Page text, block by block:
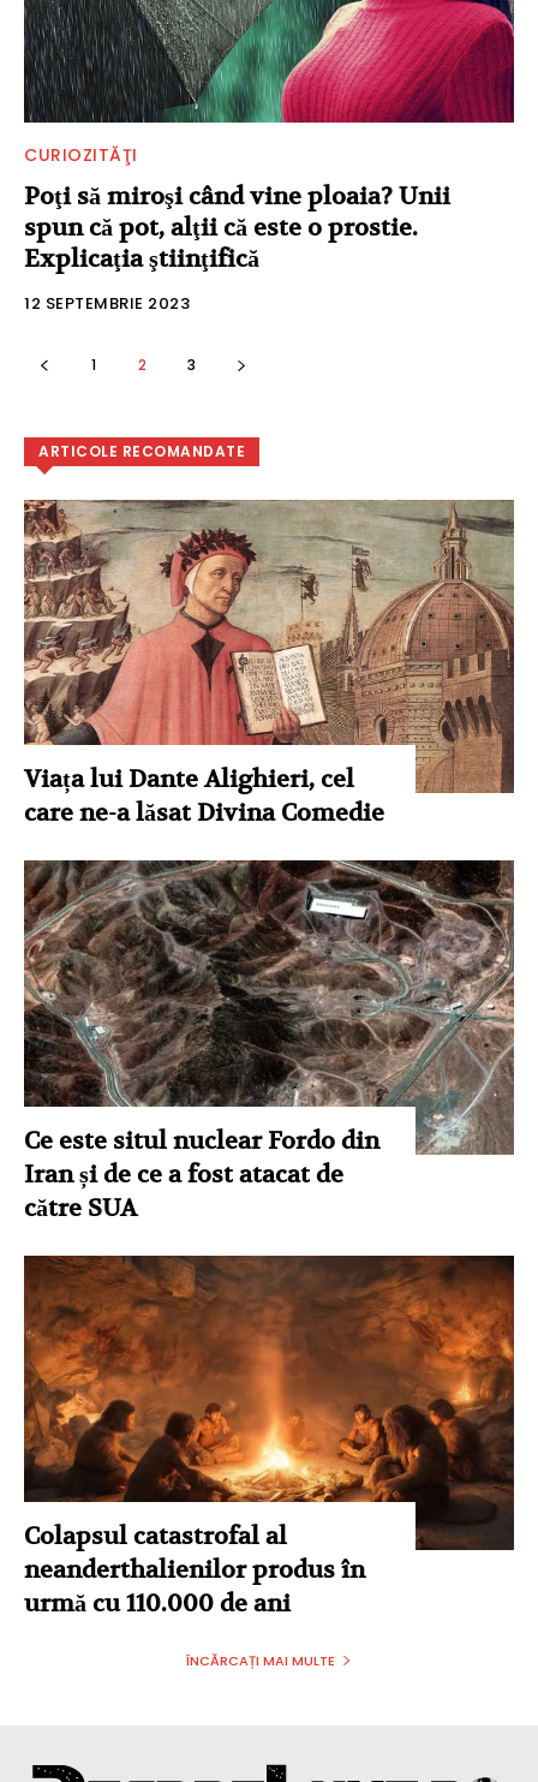
CURIOZITĂŢI
Poţi să miroşi când vine ploaia? Unii
spun că pot, alţii că este o prostie.
Explicaţia ştiinţifică
12 SEPTEMBRIE 2023
1 2 3
ARTICOLE RECOMANDATE
Viața lui Dante Alighieri, cel
care ne-a lăsat Divina Comedie
Ce este situl nuclear Fordo din
Iran și de ce a fost atacat de
către SUA
Colapsul catastrofal al
neanderthalienilor produs în
urmă cu 110.000 de ani
ÎNCĂRCAȚI MAI MULTE